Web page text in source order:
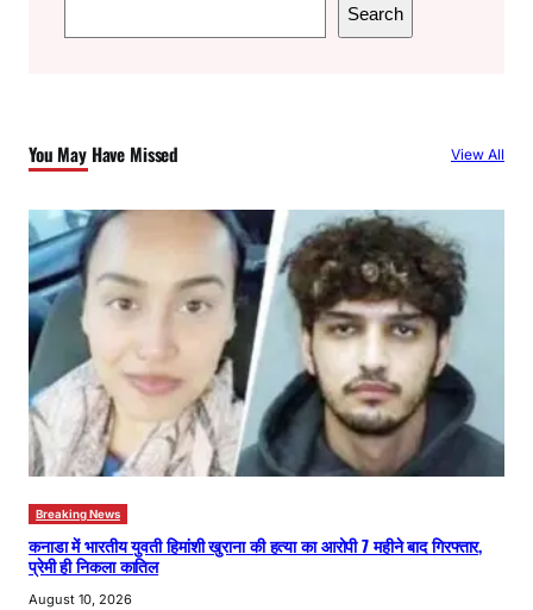
e
h
Search
You May Have Missed View All
Breaking News
कनाडा में भारतीय युवती हिमांशी खुराना की हत्या का आरोपी 7 महीने बाद गिरफ्तार,
प्रेमी ही निकला कातिल
August 10, 2026